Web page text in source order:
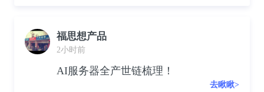
福思想产品
2小时前
AI服务器全产世链梳理！
去瞅瞅>